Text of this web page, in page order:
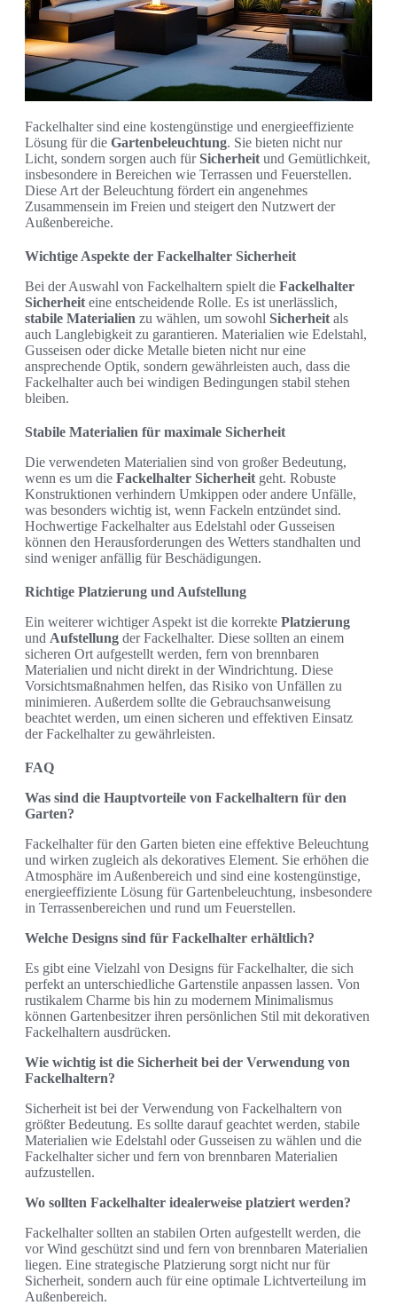
Fackelhalter sind eine kostengünstige und energieeffiziente
Lösung für die Gartenbeleuchtung. Sie bieten nicht nur
Licht, sondern sorgen auch fürSicherheit und Gemütlichkeit,
insbesondere in Bereichen wie Terrassen und Feuerstellen.
Diese Art der Beleuchtung fördert ein angenehmes
Zusammensein im Freien und steigert den Nutzwert der
Außenbereiche.
Wichtige Aspekte der Fackelhalter Sicherheit
Bei der Auswahl von Fackelhaltern spielt die Fackelhalter
Sicherheit eine entscheidende Rolle. Es ist unerlässlich,
stabile Materialien zu wählen, um sowohl Sicherheit als
auch Langlebigkeit zu garantieren. Materialien wie Edelstahl,
Gusseisen oder dicke Metalle bieten nicht nur eine
ansprechende Optik, sondern gewährleisten auch, dass die
Fackelhalter auch bei windigen Bedingungen stabil stehen
bleiben.
Stabile Materialien für maximale Sicherheit
Die verwendeten Materialien sind von großer Bedeutung,
wenn es um die Fackelhalter Sicherheit geht. Robuste
Konstruktionen verhindern Umkippen oder andere Unfälle,
was besonders wichtig ist, wenn Fackeln entzündet sind.
Hochwertige Fackelhalter aus Edelstahl oder Gusseisen
können den Herausforderungen des Wetters standhalten und
sind weniger anfällig für Beschädigungen.
Richtige Platzierung und Aufstellung
Ein weiterer wichtiger Aspekt ist die korrekte Platzierung
und Aufstellung der Fackelhalter. Diese sollten an einem
sicheren Ort aufgestellt werden, fern von brennbaren
Materialien und nicht direkt in der Windrichtung. Diese
Vorsichtsmaßnahmen helfen, das Risiko von Unfällen zu
minimieren. Außerdem sollte die Gebrauchsanweisung
beachtet werden, um einen sicheren und effektiven Einsatz
der Fackelhalter zu gewährleisten.
FAQ
Was sind die Hauptvorteile von Fackelhaltern für den
Garten?
Fackelhalter für den Garten bieten eine effektive Beleuchtung
und wirken zugleich als dekoratives Element. Sie erhöhen die
Atmosphäre im Außenbereich und sind eine kostengünstige,
energieeffiziente Lösung für Gartenbeleuchtung, insbesondere
in Terrassenbereichen und rund um Feuerstellen.
Welche Designs sind für Fackelhalter erhältlich?
Es gibt eine Vielzahl von Designs für Fackelhalter, die sich
perfekt an unterschiedliche Gartenstile anpassen lassen. Von
rustikalem Charme bis hin zu modernem Minimalismus
können Gartenbesitzer ihren persönlichen Stil mit dekorativen
Fackelhaltern ausdrücken.
Wie wichtig ist die Sicherheit bei der Verwendung von
Fackelhaltern?
Sicherheit ist bei der Verwendung von Fackelhaltern von
größter Bedeutung. Es sollte darauf geachtet werden, stabile
Materialien wie Edelstahl oder Gusseisen zu wählen und die
Fackelhalter sicher und fern von brennbaren Materialien
aufzustellen.
Wo sollten Fackelhalter idealerweise platziert werden?
Fackelhalter sollten an stabilen Orten aufgestellt werden, die
vor Wind geschützt sind und fern von brennbaren Materialien
liegen. Eine strategische Platzierung sorgt nicht nur für
Sicherheit, sondern auch für eine optimale Lichtverteilung im
Außenbereich.